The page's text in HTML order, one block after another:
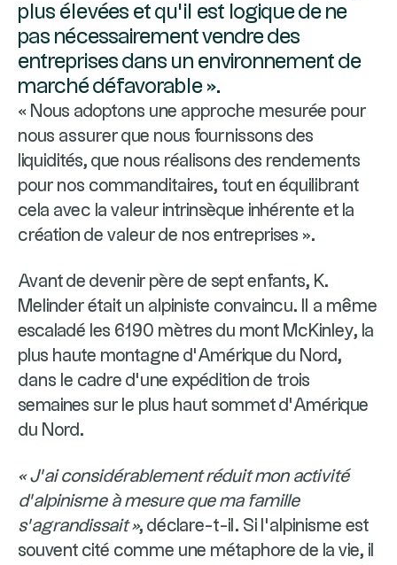
plus élevées et qu’il est logique de ne
pas nécessairement vendre des
entreprises dans un environnement de
marché défavorable ».
« Nous adoptons une approche mesurée pour
nous assurer que nous fournissons des
liquidités, que nous réalisons des rendements
pour nos commanditaires, tout en équilibrant
cela avec la valeur intrinsèque inhérente et la
création de valeur de nos entreprises ».
Avant de devenir père de sept enfants, K.
Melinder était un alpiniste convaincu. Il a même
escaladé les 6190 mètres du mont McKinley, la
plus haute montagne d’Amérique du Nord,
dans le cadre d’une expédition de trois
semaines sur le plus haut sommet d’Amérique
du Nord.
« J’ai considérablement réduit mon activité
d’alpinisme à mesure que ma famille
s’agrandissait », déclare-t-il. Si l’alpinisme est
souvent cité comme une métaphore de la vie, il